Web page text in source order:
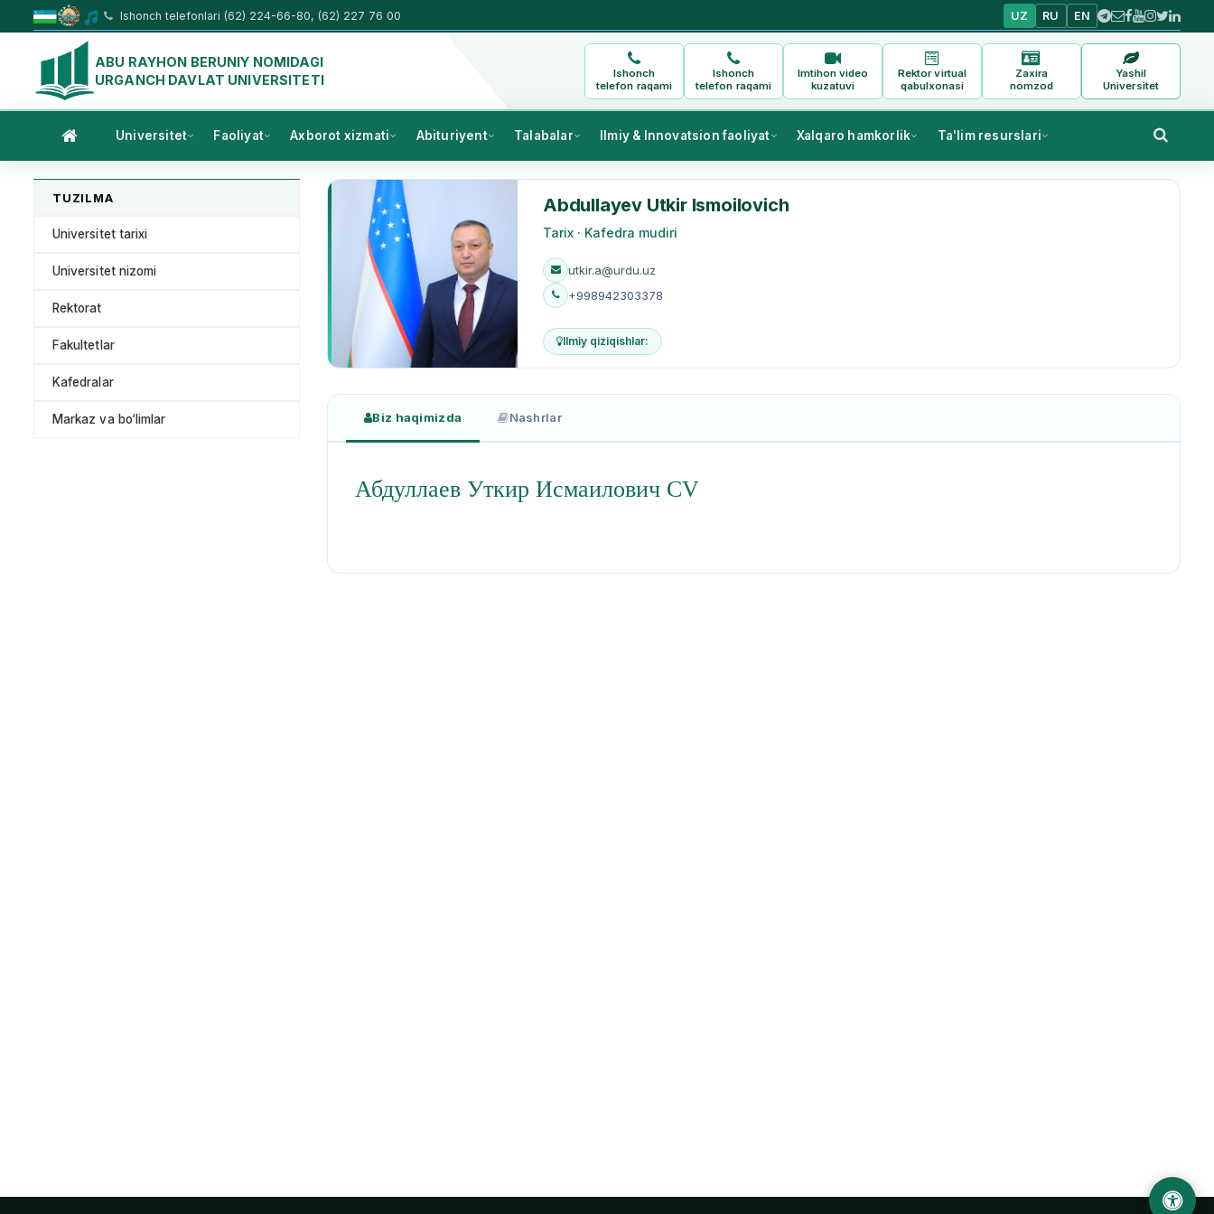
Ishonch telefonlari (62) 224-66-80, (62) 227 76 00 UZ RU EN
ABU RAYHON BERUNIY NOMIDAGI
URGANCH DAVLAT UNIVERSITETI
Ishonch
telefon raqami
Ishonch
telefon raqami
Imtihon video
kuzatuvi
Rektor virtual
qabulxonasi
Zaxira
nomzod
Yashil
Universitet
Universitet Faoliyat Axborot xizmati Abituriyent Talabalar Ilmiy & Innovatsion faoliyat Xalqaro hamkorlik Ta'lim resurslari
TUZILMA
Universitet tarixi
Universitet nizomi
Rektorat
Fakultetlar
Kafedralar
Markaz va bo‘limlar
Abdullayev Utkir Ismoilovich
Tarix · Kafedra mudiri
utkir.a@urdu.uz
+998942303378
Ilmiy qiziqishlar:
Biz haqimizda Nashrlar
Абдуллаев Уткир Исмаилович CV